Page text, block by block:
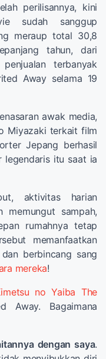
perilisannya, kini
sudah sanggup
meraup total 30,8
tahun, dari
terbanyak
Away selama 19
awak media,
Miyazaki terkait film
Jepang berhasil
legendaris itu saat ia
aktivitas harian
sampah,
rumahnya tetap
memanfaatkan
berbincang sang
mereka!
no Yaiba The
Away. Bagaimana
dengan saya.